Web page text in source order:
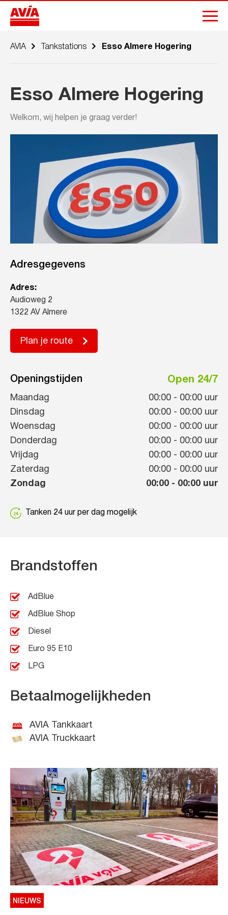
AVIA Tankstations Esso Almere Hogering
Esso Almere Hogering
Welkom, wij helpen je graag verder!
Adresgegevens
Adres:
Audioweg 2
1322 AV Almere
Plan je route
Openingstijden Open 24/7
Maandag 00:00 - 00:00 uur
Dinsdag
00:00 - 00:00 uur
Woensdag
00:00 - 00:00 uur
Donderdag
00:00 - 00:00 uur
Vrijdag
00:00 - 00:00 uur
Zaterdag
00:00 - 00:00 uur
Zondag
00:00 - 00:00 uur
Tanken 24 uur per dag mogelijk
Brandstoffen
AdBlue
AdBlue Shop
Diesel
Euro 95 E10
LPG
Betaalmogelijkheden
AVIA Tankkaart
AVIA Truckkaart
NIEUWS